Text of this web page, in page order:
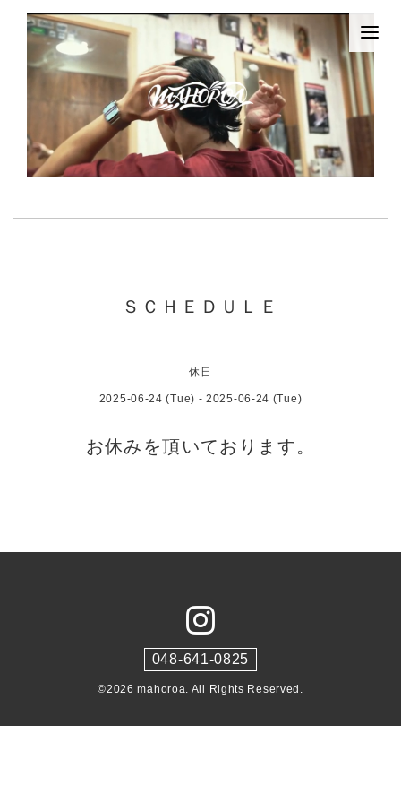
ＳＣＨＥＤＵＬＥ
休日
2025-06-24 (Tue) - 2025-06-24 (Tue)
お休みを頂いております。
048-641-0825
©2026mahoroa. All Rights Reserved.